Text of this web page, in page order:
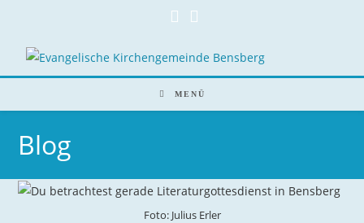
springen
MENÜ
Blog
Foto: Julius Erler